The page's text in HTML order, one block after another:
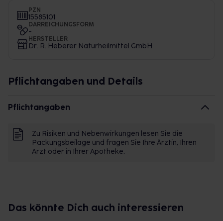
PZN
15585101
DARREICHUNGSFORM
-
HERSTELLER
Dr. R. Heberer Naturheilmittel GmbH
Pflichtangaben und Details
Pflichtangaben
Zu Risiken und Nebenwirkungen lesen Sie die
Packungsbeilage und fragen Sie Ihre Ärztin, Ihren
Arzt oder in Ihrer Apotheke.
Das könnte Dich auch interessieren